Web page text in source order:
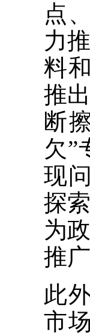
点
力
料
推
断
欠”
现
探
为
推广
此
市